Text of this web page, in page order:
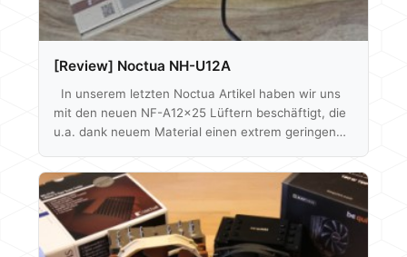
[Review] Noctua NH-U12A
In unserem letzten Noctua Artikel haben wir uns
mit den neuen NF-A12x25 Lüftern beschäftigt, die
u.a. dank neuem Material einen extrem geringen
Die dadurch entstehenden Performance-Vorzüge
sollen jetzt auch auf Noctua´s CPU Kühler
übertragen werden. Der neue NH-U12A, der gleich
mit zwei NF-A12x25 geliefert wird, soll trotz 120
mm Abmessungen in der 140 mm Liga mitspielen -